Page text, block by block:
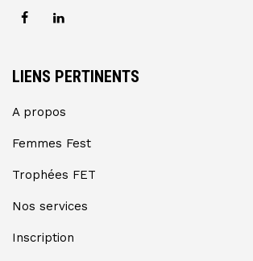
LIENS PERTINENTS
A propos
Femmes Fest
Trophées FET
Nos services
Inscription